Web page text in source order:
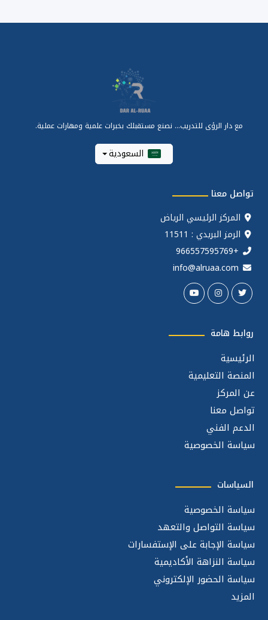
مع دار الرؤى للتدريب... نصنع مستقبلك بخبرات علمية ومهارات عملية.
السعودية
تواصل معنا
المركز الرئيسي الرياض
الرمز البريدي : 11511
+966557595769
info@alruaa.com
روابط هامة
الرئيسية
المنصة التعليمية
عن المركز
تواصل معنا
الدعم الفني
سياسة الخصوصية
السياسات
سياسة الخصوصية
سياسة التواصل والتعهد
سياسة الإجابة على الإستفسارات
سياسة النزاهة الأكاديمية
سياسة الحضور الإلكتروني
المزيد